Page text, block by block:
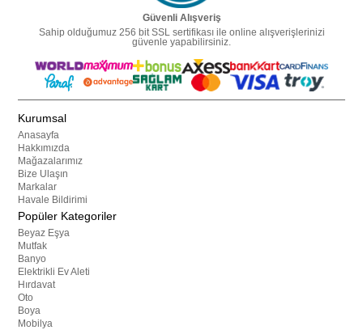
Güvenli Alışveriş
Sahip olduğumuz 256 bit SSL sertifikası ile online alışverişlerinizi
güvenle yapabilirsiniz.
Kurumsal
Anasayfa
Hakkımızda
Mağazalarımız
Bize Ulaşın
Markalar
Havale Bildirimi
Popüler Kategoriler
Beyaz Eşya
Mutfak
Banyo
Elektrikli Ev Aleti
Hırdavat
Oto
Boya
Mobilya